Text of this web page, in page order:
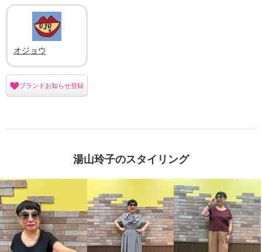
オジョウ
ブランドお知らせ登録
湯山玲子のスタイリング